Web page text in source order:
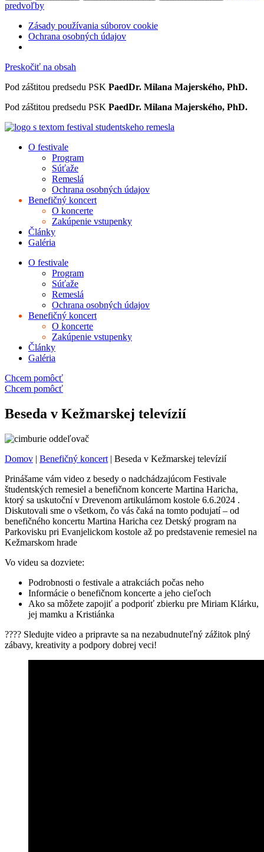
predvoľby
Zásady používania súborov cookie
Ochrana osobných údajov
Preskočiť na obsah
Pod záštitou predsedu PSK PaedDr. Milana Majerského, PhD.
Pod záštitou predsedu PSK PaedDr. Milana Majerského, PhD.
O festivale
Program
Súťaže
Remeslá
Ochrana osobných údajov
Benefičný koncert
O koncerte
Zakúpenie vstupenky
Články
Galéria
O festivale
Program
Súťaže
Remeslá
Ochrana osobných údajov
Benefičný koncert
O koncerte
Zakúpenie vstupenky
Články
Galéria
Chcem pomôcť
Chcem pomôcť
Beseda v Kežmarskej televízií
Domov | Benefičný koncert | Beseda v Kežmarskej televízií
Prinášame vám video z besedy o nadchádzajúcom Festivale
študentských remesiel a benefičnom koncerte Martina Haricha,
ktorý sa uskutoční v Drevenom artikulárnom kostole 6.6.2024 .
Diskutovali sme o všetkom, čo vás čaká na tomto podujatí – od
benefičného koncertu Martina Haricha cez Detský program na
Parkovisku pri Evanjelickom kostole až po predstavenie remesiel na
Kežmarskom hrade
Vo videu sa dozviete:
Podrobnosti o festivale a atrakciách počas neho
Informácie o benefičnom koncerte a jeho cieľoch
Ako sa môžete zapojiť a podporiť zbierku pre Miriam Klárku,
jej mamku a Kristiánka
???? Sledujte video a pripravte sa na nezabudnuteľný zážitok plný
zábavy, kreativity a podpory dobrej veci!